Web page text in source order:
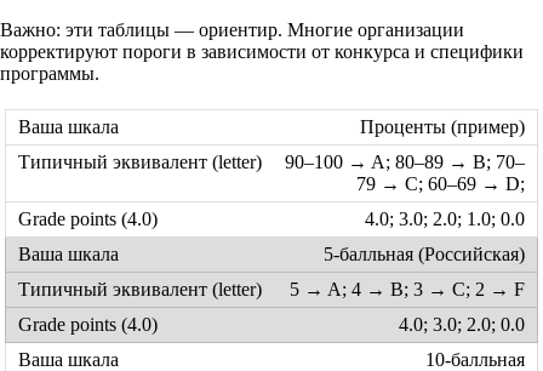
Важно: эти таблицы — ориентир. Многие организации
корректируют пороги в зависимости от конкурса и специфики
программы.
Проценты (пример)
90–100 → A; 80–89 → B; 70–
79 → C; 60–69 → D;
4.0; 3.0; 2.0; 1.0; 0.0
5-балльная (Российская)
5 → A; 4 → B; 3 → C; 2 → F
4.0; 3.0; 2.0; 0.0
10-балльная